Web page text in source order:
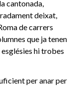
cantonada,
deixat,
de carrers
que ja tenen
hi trobes
per anar per